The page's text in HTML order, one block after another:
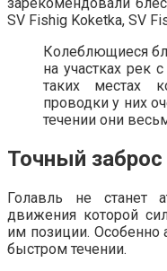
зарекомендовали
SV Fishig Koketka, SV
Колеблющиеся
на участках рек
таких местах
проводки у них
течении они
Точный заброс
Голавль не станет
движения которой
им позиции. Особенно
быстром течении.